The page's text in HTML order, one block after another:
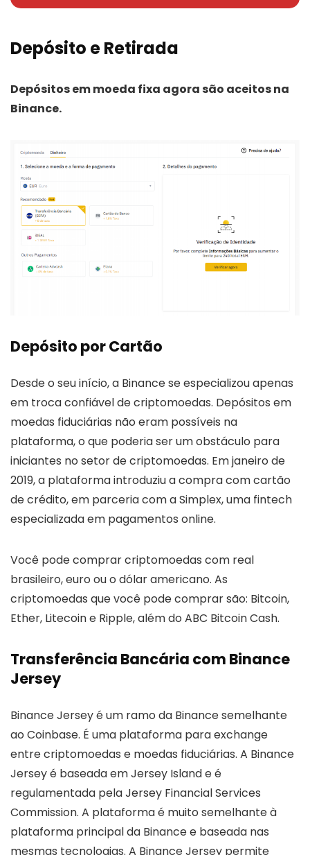
Depósito e Retirada
Depósitos em moeda fixa agora são aceitos na
Binance.
Depósito por Cartão
Desde o seu início, a Binance se especializou apenas
em troca confiável de criptomoedas. Depósitos em
moedas fiduciárias não eram possíveis na
plataforma, o que poderia ser um obstáculo para
iniciantes no setor de criptomoedas. Em janeiro de
2019, a plataforma introduziu a compra com cartão
de crédito, em parceria com a Simplex, uma fintech
especializada em pagamentos online.
Você pode comprar criptomoedas com real
brasileiro, euro ou o dólar americano. As
criptomoedas que você pode comprar são: Bitcoin,
Ether, Litecoin e Ripple, além do ABC Bitcoin Cash.
Transferência Bancária com Binance
Jersey
Binance Jersey é um ramo da Binance semelhante
ao Coinbase. É uma plataforma para exchange
entre criptomoedas e moedas fiduciárias. A Binance
Jersey é baseada em Jersey Island e é
regulamentada pela Jersey Financial Services
Commission. A plataforma é muito semelhante à
plataforma principal da Binance e baseada nas
mesmas tecnologias. A Binance Jersey permite